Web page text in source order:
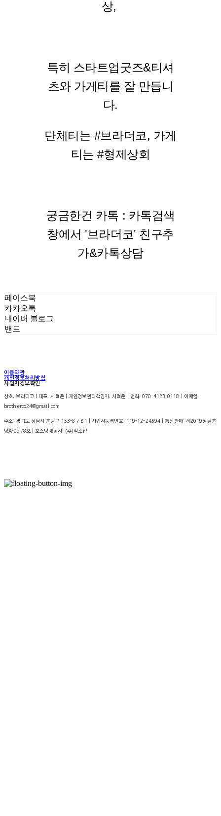
상,
특히 스타트업굿즈&티셔
츠와 가게티를 잘 만듭니
다.
단체티는 #브라더코, 가게
티는 #형제상회
궁금한건 카톡 : 카톡검색
창에서 '브라더코' 친구추
가&카톡상담
페이스북
카카오톡
네이버 블로그
밴드
이용약관
개인정보처리방침
사업자정보확인
상호: 브라더코 | 대표: 서혁준 | 개인정보관리책임자: 서혁준 | 전화: 070-4123-0118 | 이메일:
brotherco24@gmail.com
주소: 경기도 성남시 분당구 153-8 / B1 | 사업자등록번호: 119-12-24594 | 통신판매: 제2019성남분
당A-0978호 | 호스팅제공자: (주)식스샵